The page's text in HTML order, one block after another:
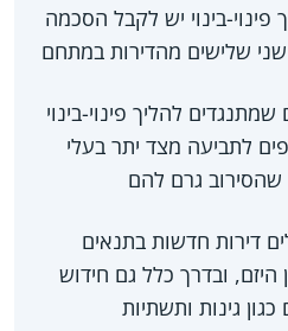
בינוי יש לקבל הסכמה
שלישים מהדירות במתחם
להליך פינוי-בינוי
לתביעה מצד יתר בעלי
שהסירוב גרם להם
דירות חדשות בתנאים
היזם, ובדרך כלל גם חידוש
גינות ותשתיות